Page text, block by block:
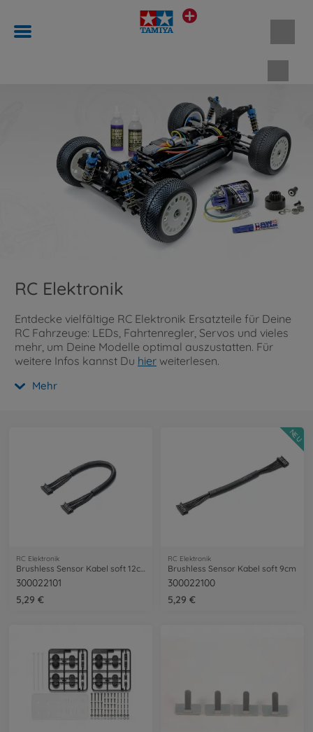
RC Elektronik
Entdecke vielfältige RC Elektronik Ersatzteile für Deine
RC Fahrzeuge: LEDs, Fahrtenregler, Servos und vieles
mehr, um Deine Modelle optimal auszustatten. Für
weitere Infos kannst Du hier weiterlesen.
Mehr
RC Elektronik
Brushless Sensor Kabel soft 12cm
300022101
5,29 €
RC Elektronik
Brushless Sensor Kabel soft 9cm
300022100
5,29 €
NEU